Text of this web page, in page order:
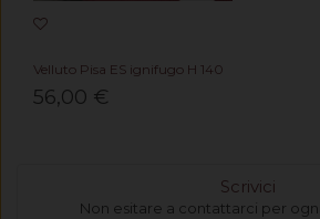
Velluto Pisa ES ignifugo H 140
56,00 €
Scrivici
Non esitare a contattarci per